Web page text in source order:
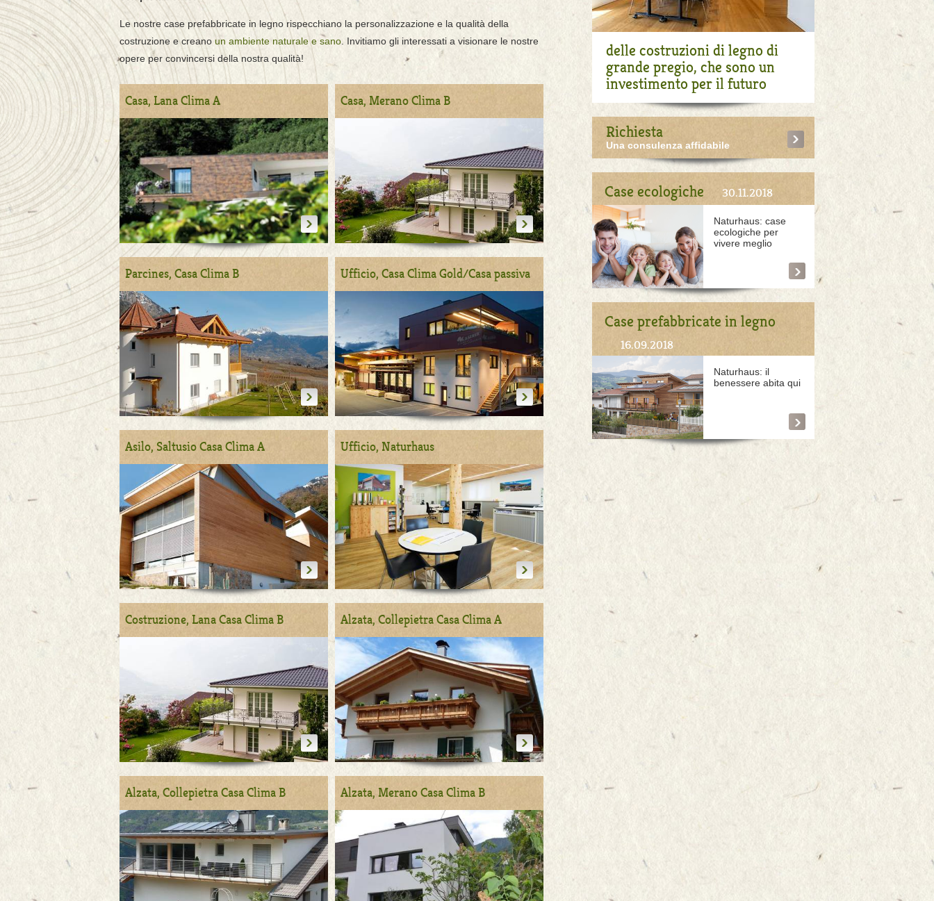
Le nostre case prefabbricate in legno rispecchiano la personalizzazione e la qualità della
costruzione e creano un ambiente naturale e sano . Invitiamo gli interessati a visionare le nostre
opere per convincersi della nostra qualità!
Casa, Lana Clima A Casa, Merano Clima B
Parcines, Casa Clima B Ufficio, Casa Clima Gold/Casa passiva
Asilo, Saltusio Casa Clima A Ufficio, Naturhaus
Costruzione, Lana Casa Clima B Alzata, Collepietra Casa Clima A
Alzata, Collepietra Casa Clima B Alzata, Merano Casa Clima B
delle costruzioni di legno di
grande pregio, che sono un
investimento per il futuro
Richiesta
Una consulenza affidabile
Case ecologiche 30.11.2018
Naturhaus: case
ecologiche per
vivere meglio
Case prefabbricate in legno
16.09.2018
Naturhaus: il
benessere abita qui